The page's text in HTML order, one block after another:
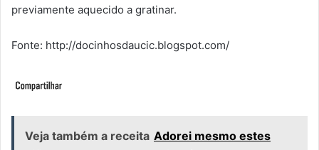
previamente aquecido a gratinar.
Fonte: http://docinhosdaucic.blogspot.com/
Veja também a receita Adorei mesmo estes